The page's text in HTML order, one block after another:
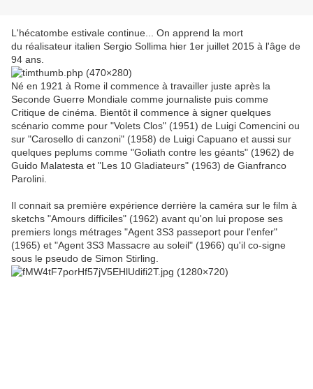
L'hécatombe estivale continue... On apprend la mort
du réalisateur italien Sergio Sollima hier 1er juillet 2015 à l'âge de
94 ans.
Né en 1921 à Rome il commence à travailler juste après la
Seconde Guerre Mondiale comme journaliste puis comme
Critique de cinéma. Bientôt il commence à signer quelques
scénario comme pour "Volets Clos" (1951) de Luigi Comencini ou
sur "Carosello di canzoni" (1958) de Luigi Capuano et aussi sur
quelques peplums comme "Goliath contre les géants" (1962) de
Guido Malatesta et "Les 10 Gladiateurs" (1963) de Gianfranco
Parolini.
Il connait sa première expérience derrière la caméra sur le film à
sketchs "Amours difficiles" (1962) avant qu'on lui propose ses
premiers longs métrages "Agent 3S3 passeport pour l'enfer"
(1965) et "Agent 3S3 Massacre au soleil" (1966) qu'il co-signe
sous le pseudo de Simon Stirling.